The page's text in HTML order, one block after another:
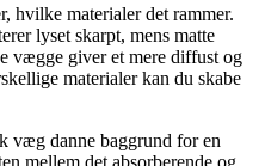
hvilke materialer det rammer.
lyset skarpt, mens matte
vægge giver et mere diffust og
materialer kan du skabe
væg danne baggrund for en
mellem det absorberende og